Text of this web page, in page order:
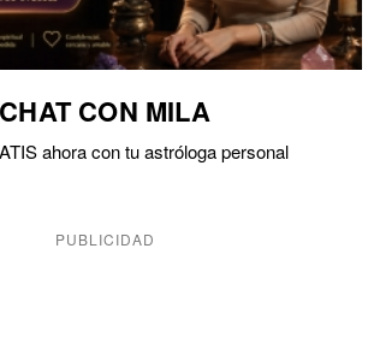
CHAT CON MILA
ahora con tu astróloga personal